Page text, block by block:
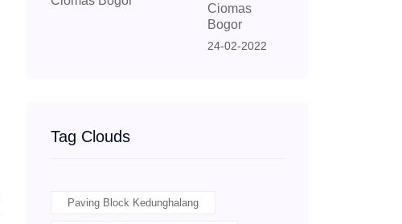
Ciomas
Bogor
24-02-2022
Tag Clouds
Paving Block Kedunghalang